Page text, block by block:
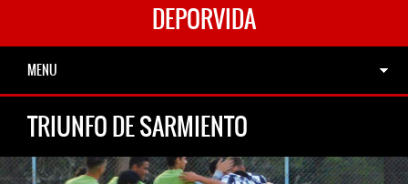
DEPORVIDA
MENU
TRIUNFO DE SARMIENTO